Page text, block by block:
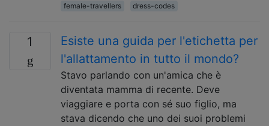
female-travellers
dress-codes
1
Esiste una guida per l'etichetta per
l'allattamento in tutto il mondo?
Stavo parlando con un'amica che è
diventata mamma di recente. Deve
viaggiare e porta con sé suo figlio, ma
stava dicendo che uno dei suoi problemi